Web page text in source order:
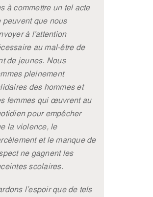
à commettre un tel acte
peuvent que nous
à l’attention
au mal-être de
de jeunes. Nous
pleinement
des hommes et
femmes qui œuvrent au
pour empêcher
la violence, le
et le manque de
ne gagnent les
scolaires.
l’espoir que de tels